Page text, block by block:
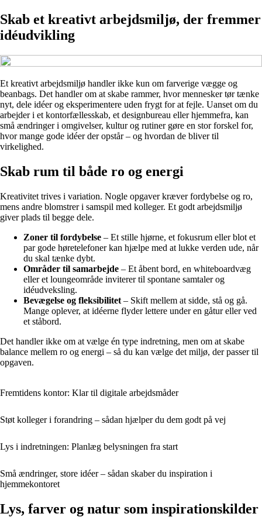
Skab et kreativt arbejdsmiljø, der fremmer
idéudvikling
Et kreativt arbejdsmiljø handler ikke kun om farverige vægge og
beanbags. Det handler om at skabe rammer, hvor mennesker tør tænke
nyt, dele idéer og eksperimentere uden frygt for at fejle. Uanset om du
arbejder i et kontorfællesskab, et designbureau eller hjemmefra, kan
små ændringer i omgivelser, kultur og rutiner gøre en stor forskel for,
hvor mange gode idéer der opstår – og hvordan de bliver til
virkelighed.
Skab rum til både ro og energi
Kreativitet trives i variation. Nogle opgaver kræver fordybelse og ro,
mens andre blomstrer i samspil med kolleger. Et godt arbejdsmiljø
giver plads til begge dele.
Zoner til fordybelse – Et stille hjørne, et fokusrum eller blot et
par gode høretelefoner kan hjælpe med at lukke verden ude, når
du skal tænke dybt.
Områder til samarbejde – Et åbent bord, en whiteboardvæg
eller et loungeområde inviterer til spontane samtaler og
idéudveksling.
Bevægelse og fleksibilitet – Skift mellem at sidde, stå og gå.
Mange oplever, at idéerne flyder lettere under en gåtur eller ved
et ståbord.
Det handler ikke om at vælge én type indretning, men om at skabe
balance mellem ro og energi – så du kan vælge det miljø, der passer til
opgaven.
Fremtidens kontor: Klar til digitale arbejdsmåder
Støt kolleger i forandring – sådan hjælper du dem godt på vej
Lys i indretningen: Planlæg belysningen fra start
Små ændringer, store idéer – sådan skaber du inspiration i
hjemmekontoret
Lys, farver og natur som inspirationskilder